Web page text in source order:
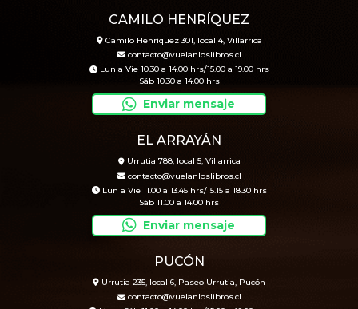
CAMILO HENRÍQUEZ
Camilo Henríquez 301, local 4, Villarrica
contacto@vuelanloslibros.cl
Lun a Vie 10.30 a 14.00 hrs/15.00 a 19.00 hrs
Sáb 10.30 a 14.00 hrs
Enviar mensaje
EL ARRAYÁN
Urrutia 788, local 5, Villarrica
contacto@vuelanloslibros.cl
Lun a Vie 11.00 a 13.45 hrs/15.15 a 18.30 hrs
Sáb 11.00 a 14.00 hrs
Enviar mensaje
PUCÓN
Urrutia 235, local 6, Paseo Urrutia, Pucón
contacto@vuelanloslibros.cl